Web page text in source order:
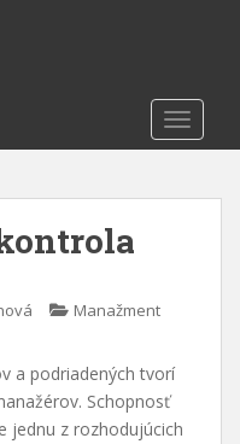
Manažment
a podriadených tvorí
Schopnosť
jednu z rozhodujúcich